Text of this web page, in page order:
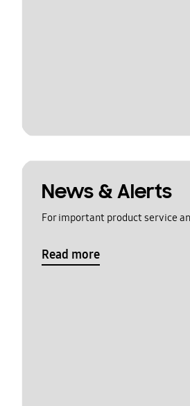
News & Alerts
For important product service
Read more